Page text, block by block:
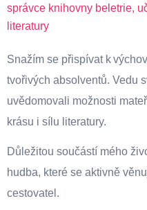
správce knihovny beletrie,
literatury
Snažím se přispívat k
tvořivých absolventů. Vedu
uvědomovali možnosti
krásu i sílu literatury.
Důležitou součástí mého
hudba, které se aktivně
cestovatel.